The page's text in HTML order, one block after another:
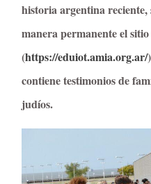
historia argentina reciente,
manera permanente el
(https://eduiot.amia.org.ar/
contiene testimonios de
judíos.